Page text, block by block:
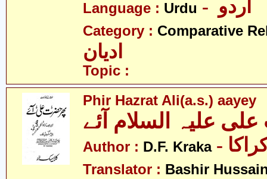
Language : Urdu
Category : Comparative
ادیان
Topic :
Phir Hazrat Ali(a.s.) aayey
علیہ السلام آئے
Author : D.F. Kraka
Translator : Bashir